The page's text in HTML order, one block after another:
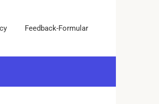
Feedback-Formular